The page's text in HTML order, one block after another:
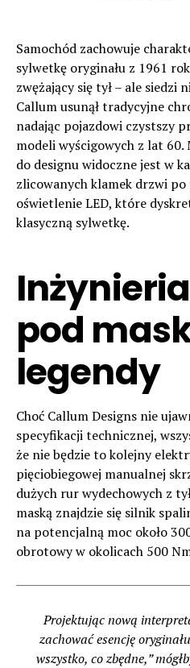
Samochód zachowuje
sylwetkę oryginału z 1961
zwężający się tył – ale siedzi
Callum usunął tradycyjne
nadając pojazdowi czystszy
modeli wyścigowych z lat
do designu widoczne jest w
zlicowanych klamek drzwi
oświetlenie LED, które
klasyczną sylwetkę.
pod
legendy
Choć Callum Designs nie
specyfikacji technicznej,
że nie będzie to kolejny
pięciobiegowej manualnej
dużych rur wydechowych z
maską znajdzie się silnik
na potencjalną moc około
obrotowy w okolicach 500
Projektując nową
zachować esencję
wszystko, co zbędne,”